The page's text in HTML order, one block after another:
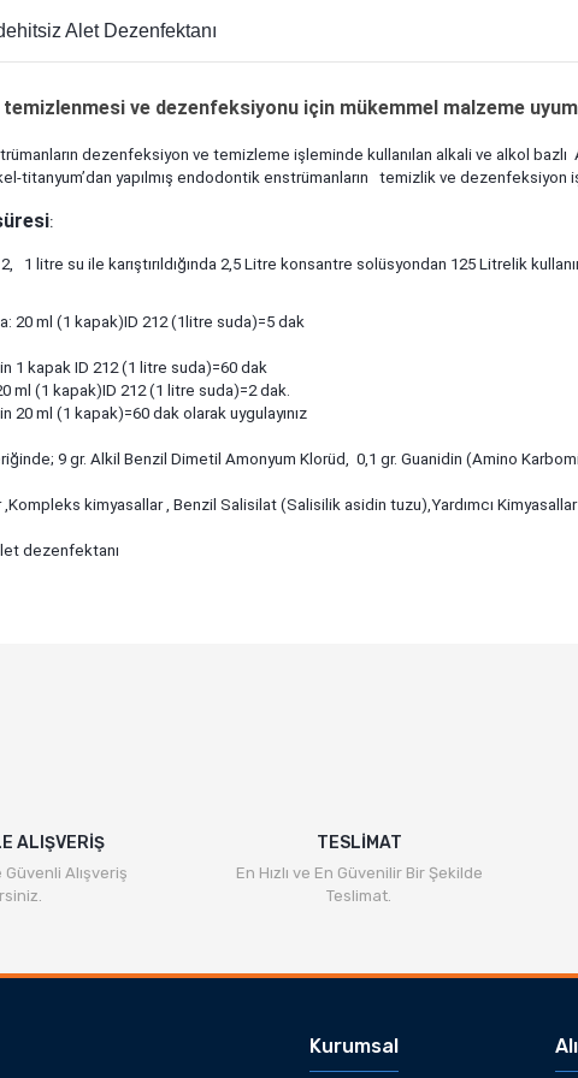
Alet Dezenfektanı
ve dezenfeksiyonu için mükemmel malzeme
dezenfeksiyon ve temizleme işleminde kullanılan alkali ve alkol
titanyum’dan yapılmış endodontik enstrümanların temizlik ve
:
1 litre su ile karıştırıldığında 2,5 Litre konsantre solüsyondan 125 Litrelik
20 ml (1 kapak)ID 212 (1litre suda)=5 dak
için 1 kapak ID 212 (1 litre suda)=60 dak
20 ml (1 kapak)ID 212 (1 litre suda)=2 dak.
20 ml (1 kapak)=60 dak olarak uygulayınız
9 gr. Alkil Benzil Dimetil Amonyum Klorüd, 0,1 gr. Guanidin (Amino
kimyasallar , Benzil Salisilat (Salisilik asidin tuzu),Yardımcı Kimyasallar
dezenfektanı
farklı alternatifler olmalı.
ALIŞVERİŞ
Güvenli Alışveriş
TESLİMAT
En Hızlı ve En Güvenilir Bir Şekilde
Teslimat.
Kurumsal